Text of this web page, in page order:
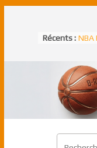
Récents : NBA
un
NBA
Shai